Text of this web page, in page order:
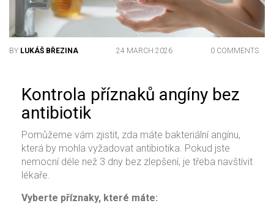
BY LUKÁŠ BŘEZINA 24 MARCH 2026 0 COMMENTS
Kontrola příznaků angíny bez
antibiotik
Pomůžeme vám zjistit, zda máte bakteriální angínu,
která by mohla vyžadovat antibiotika. Pokud jste
nemocní déle než 3 dny bez zlepšení, je třeba navštívit
lékaře.
Vyberte příznaky, které máte: